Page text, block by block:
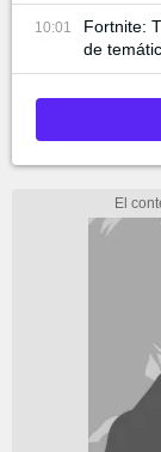
10:01
Fortnite:
de